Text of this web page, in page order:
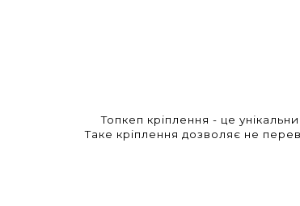
Топкеп кріплення - це
Таке кріплення дозволяє не